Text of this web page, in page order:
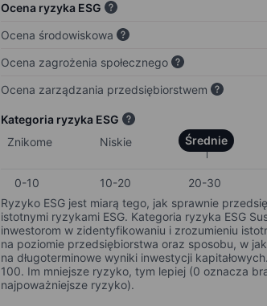
Ocena ryzyka ESG
Ocena środowiskowa
Ocena zagrożenia społecznego
Ocena zarządzania przedsiębiorstwem
Kategoria ryzyka ESG
Znikome
Niskie Średnie
0-10 10-20 20-30
Ryzyko ESG jest miarą tego, jak sprawnie
istotnymi ryzykami ESG. Kategoria ryzyka ESG
inwestorom w zidentyfikowaniu i zrozumieniu
na poziomie przedsiębiorstwa oraz sposobu, w
na długoterminowe wyniki inwestycji
100. Im mniejsze ryzyko, tym lepiej (0 oznacza
najpoważniejsze ryzyko).